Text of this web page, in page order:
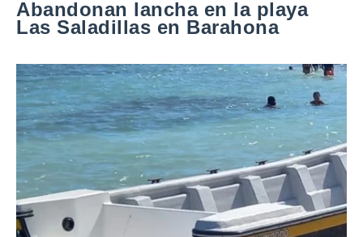
Abandonan lancha en la playa
Las Saladillas en Barahona